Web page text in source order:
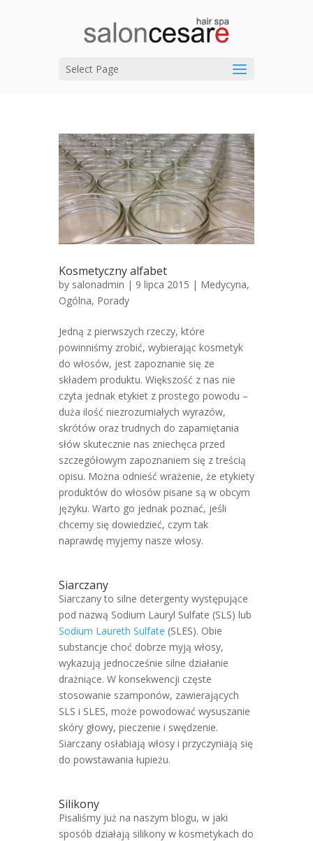
Select Page
Kosmetyczny alfabet
by salonadmin | 9 lipca 2015 | Medycyna,
Ogólna, Porady
Jedną z pierwszych rzeczy, które
powinniśmy zrobić, wybierając kosmetyk
do włosów, jest zapoznanie się ze
składem produktu. Większość z nas nie
czyta jednak etykiet z prostego powodu –
duża ilość niezrozumiałych wyrazów,
skrótów oraz trudnych do zapamiętania
słów skutecznie nas zniechęca przed
szczegółowym zapoznaniem się z treścią
opisu. Można odnieść wrażenie, że etykiety
produktów do włosów pisane są w obcym
języku. Warto go jednak poznać, jeśli
chcemy się dowiedzieć, czym tak
naprawdę myjemy nasze włosy.
Siarczany
Siarczany to silne detergenty występujące
pod nazwą Sodium Lauryl Sulfate (SLS) lub
Sodium Laureth Sulfate (SLES). Obie
substancje choć dobrze myją włosy,
wykazują jednocześnie silne działanie
drażniące. W konsekwencji częste
stosowanie szamponów, zawierających
SLS i SLES, może powodować wysuszanie
skóry głowy, pieczenie i swędzenie.
Siarczany osłabiają włosy i przyczyniają się
do powstawania łupieżu.
Silikony
Pisaliśmy już na naszym blogu, w jaki
sposób działają silikony w kosmetykach do